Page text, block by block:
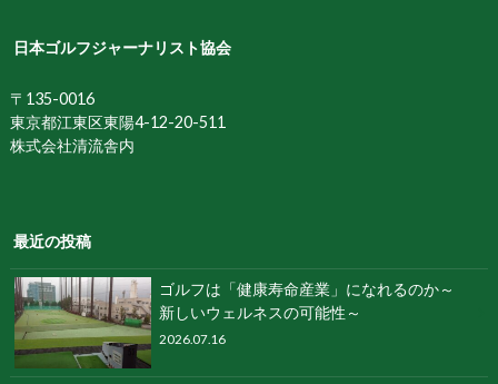
日本ゴルフジャーナリスト協会
〒135-0016
東京都江東区東陽4-12-20-511
株式会社清流舎内
最近の投稿
ゴルフは「健康寿命産業」になれるのか～
新しいウェルネスの可能性～
2026.07.16